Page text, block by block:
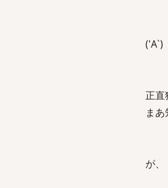
('A`)
正直
ま
が、